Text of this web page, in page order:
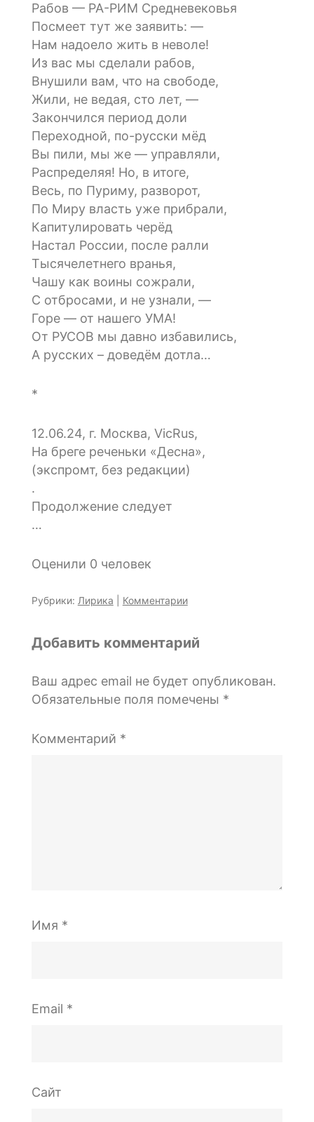
Рабов — РА-РИМ Средневековья
Посмеет тут же заявить: —
Нам надоело жить в неволе!
Из вас мы сделали рабов,
Внушили вам, что на свободе,
Жили, не ведая, сто лет, —
Закончился период доли
Переходной, по-русски мёд
Вы пили, мы же — управляли,
Распределяя! Но, в итоге,
Весь, по Пуриму, разворот,
По Миру власть уже прибрали,
Капитулировать черёд
Настал России, после ралли
Тысячелетнего вранья,
Чашу как воины сожрали,
С отбросами, и не узнали, —
Горе — от нашего УМА!
От РУСОВ мы давно избавились,
А русских – доведём дотла…
*
12.06.24, г. Москва, VicRus,
На бреге реченьки «Десна»,
(экспромт, без редакции)
.
Продолжение следует
…
Оценили 0 человек
Рубрики: Лирика Комментарии
Добавить комментарий
Ваш адрес email не будет опубликован.
Обязательные поля помечены *
Комментарий *
Имя *
Email *
Сайт